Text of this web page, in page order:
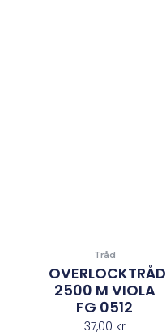
Tråd
OVERLOCKTRÅD
2500 M VIOLA
FG 0512
37,00 kr